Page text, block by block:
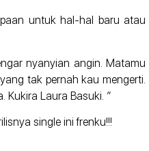
untuk hal-hal baru atau
nyanyian angin. Matamu
tak pernah kau mengerti.
Laura Basuki. ”
single ini frenku!!!